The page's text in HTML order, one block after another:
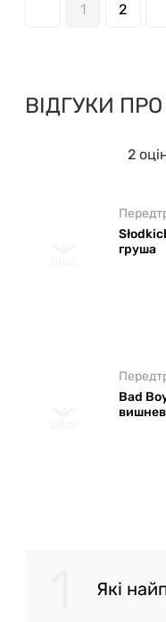
1 2
ВІДГУКИ
2
груша
Bad
Які